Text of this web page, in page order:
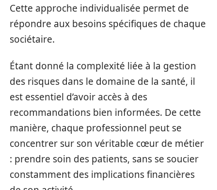
Cette approche individualisée permet de
répondre aux besoins spécifiques de chaque
sociétaire.
Étant donné la complexité liée à la gestion
des risques dans le domaine de la santé, il
est essentiel d’avoir accès à des
recommandations bien informées. De cette
manière, chaque professionnel peut se
concentrer sur son véritable cœur de métier
: prendre soin des patients, sans se soucier
constamment des implications financières